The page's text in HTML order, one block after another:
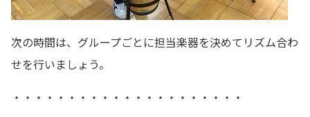
次の時間は、グループごとに担当楽器を決めてリズム合わ
せを行いましょう。
・・・・・・・・・・・・・・・・・・・・・